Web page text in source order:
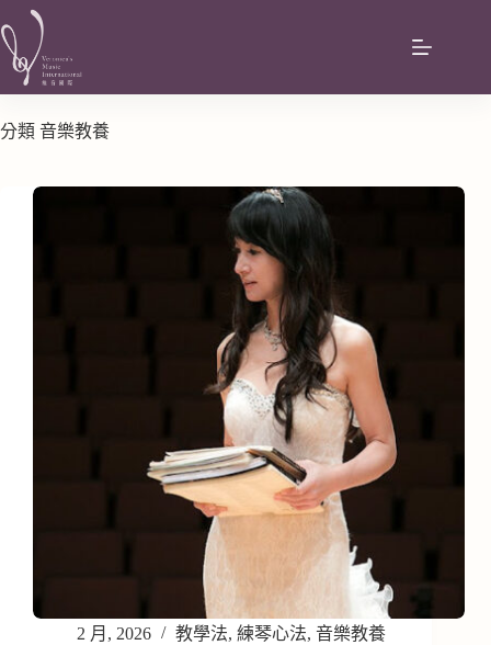
分類 音樂教養
2 月, 2026 教學法, 練琴心法, 音樂教養